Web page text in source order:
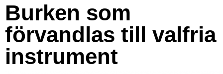
Burken som
förvandlas till valfria
instrument